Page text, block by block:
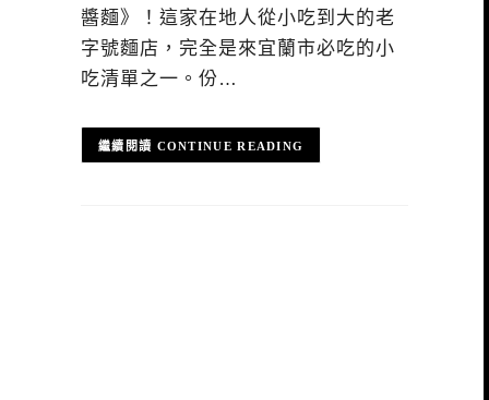
醬麵》！這家在地人從小吃到大的老
字號麵店，完全是來宜蘭市必吃的小
吃清單之一。份…
CONTINUE READING